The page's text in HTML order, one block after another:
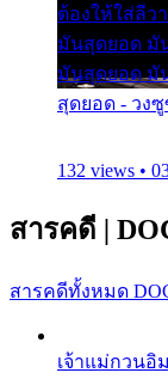
ต้องให้ใส่ลีว
มันสุดยอด มั
มันสุดยอด มั
สุดยอด - วง
132 views •
สารคดี |
สารคดีทั้งหมด
เจ้าแม่กวนอิ